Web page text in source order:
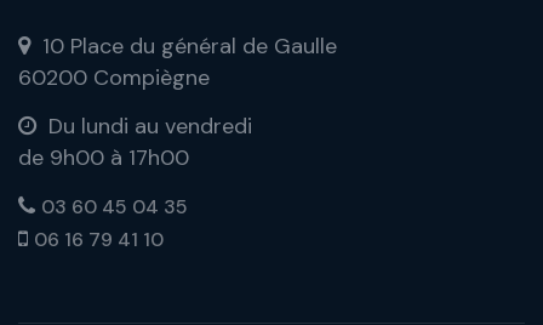
10 Place du général de Gaulle
60200 Compiègne
Du lundi au vendredi
de 9h00 à 17h00
03 60 45 04 35
06 16 79 41 10